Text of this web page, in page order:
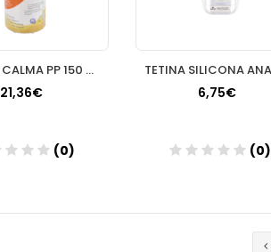
BIBERON CALMA PP 150 ML
21,36€
(0)
6,75€
(0)